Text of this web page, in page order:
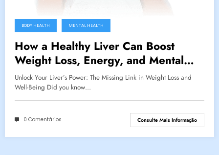
BODY HEALTH MENTAL HEALTH
How a Healthy Liver Can Boost
Weight Loss, Energy, and Mental
Clarity Naturally
Unlock Your Liver’s Power: The Missing Link in Weight Loss and
Well-Being Did you know…
0 Comentários Consulte Mais Informação